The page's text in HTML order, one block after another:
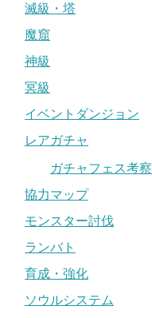
滅級・塔
魔窟
神級
冥級
イベントダンジョン
レアガチャ
ガチャフェス考察
協力マップ
モンスター討伐
ランバト
育成・強化
ソウルシステム